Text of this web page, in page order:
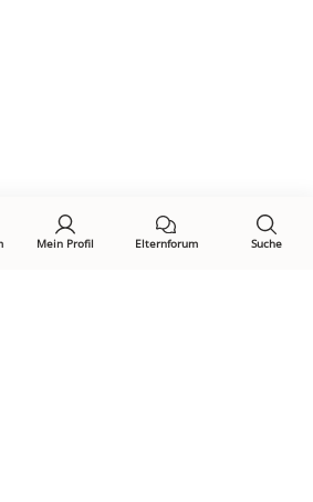
Mein Profil Elternforum Suche
rundumsbaby.de
@rundumsbaby_